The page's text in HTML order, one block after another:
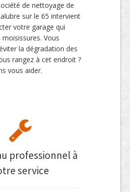
de nettoyage de
sur le 65 intervient
votre garage qui
Vous
la dégradation des
rangez à cet endroit ?
vous aider.
professionnel à
service